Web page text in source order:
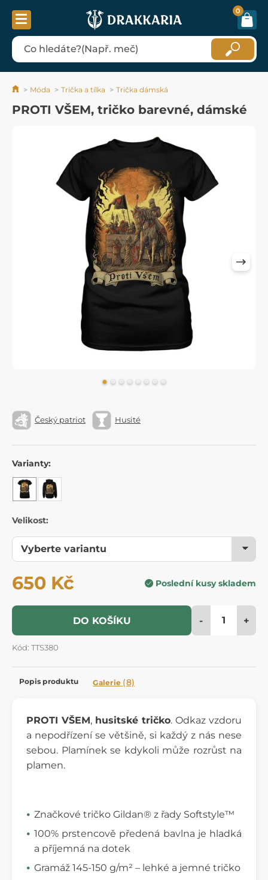
0
Móda Trička a tílka Trička dámská
PROTI VŠEM, tričko barevné, dámské
Český patriot Husité
Varianty:
Velikost:
650 Kč Poslední kusy skladem
DO KOŠÍKU - +
Kód: TTS380
Popis produktu Galerie (8)
PROTI VŠEM, husitské tričko. Odkaz vzdoru
a nepodřízení se většině, si každý z nás nese
sebou. Plamínek se kdykoli může rozrůst na
plamen.
Značkové tričko Gildan® z řady Softstyle™
100% prstencově předená bavlna je hladká
a příjemná na dotek
Gramáž 145-150 g/m² – lehké a jemné tričko